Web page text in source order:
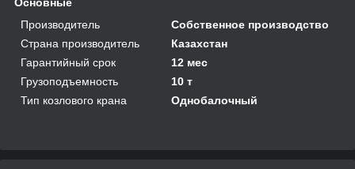
Основные
Производитель
Собственное производство
Страна производитель
Казахстан
Гарантийный срок
12 мес
Грузоподъемность
10 т
Тип козлового крана
Однобалочный